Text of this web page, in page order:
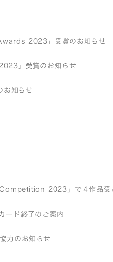
2023」受賞のお知らせ
」受賞のお知らせ
お知らせ
2023」で４作品受
ード終了のご案内
力のお知らせ